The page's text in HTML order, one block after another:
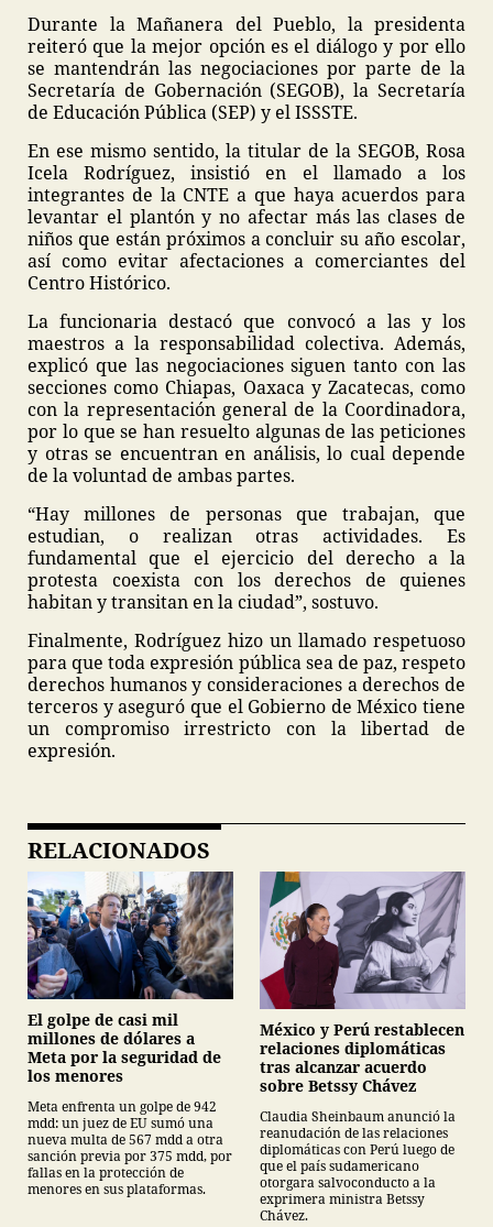
Durante la Mañanera del Pueblo, la presidenta
reiteró que la mejor opción es el diálogo y por ello
se mantendrán las negociaciones por parte de la
Secretaría de Gobernación (SEGOB), la Secretaría
de Educación Pública (SEP) y el ISSSTE.
En ese mismo sentido, la titular de la SEGOB, Rosa
Icela Rodríguez, insistió en el llamado a los
integrantes de la CNTE a que haya acuerdos para
levantar el plantón y no afectar más las clases de
niños que están próximos a concluir su año escolar,
así como evitar afectaciones a comerciantes del
Centro Histórico.
La funcionaria destacó que convocó a las y los
maestros a la responsabilidad colectiva. Además,
explicó que las negociaciones siguen tanto con las
secciones como Chiapas, Oaxaca y Zacatecas, como
con la representación general de la Coordinadora,
por lo que se han resuelto algunas de las peticiones
y otras se encuentran en análisis, lo cual depende
de la voluntad de ambas partes.
“Hay millones de personas que trabajan, que
estudian, o realizan otras actividades. Es
fundamental que el ejercicio del derecho a la
protesta coexista con los derechos de quienes
habitan y transitan en la ciudad”, sostuvo.
Finalmente, Rodríguez hizo un llamado respetuoso
para que toda expresión pública sea de paz, respeto
derechos humanos y consideraciones a derechos de
terceros y aseguró que el Gobierno de México tiene
un compromiso irrestricto con la libertad de
expresión.
RELACIONADOS
El golpe de casi mil
millones de dólares a
Meta por la seguridad de
los menores
Meta enfrenta un golpe de 942
mdd: un juez de EU sumó una
nueva multa de 567 mdd a otra
sanción previa por 375 mdd, por
fallas en la protección de
menores en sus plataformas.
México y Perú restablecen
relaciones diplomáticas
tras alcanzar acuerdo
sobre Betssy Chávez
Claudia Sheinbaum anunció la
reanudación de las relaciones
diplomáticas con Perú luego de
que el país sudamericano
otorgara salvoconducto a la
exprimera ministra Betssy
Chávez.